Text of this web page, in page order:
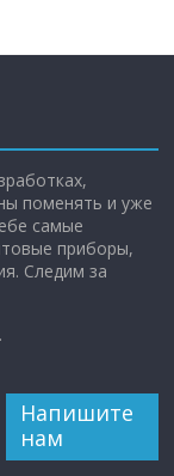
поменять и уже
самые
приборы,
Следим за
Напишите
нам